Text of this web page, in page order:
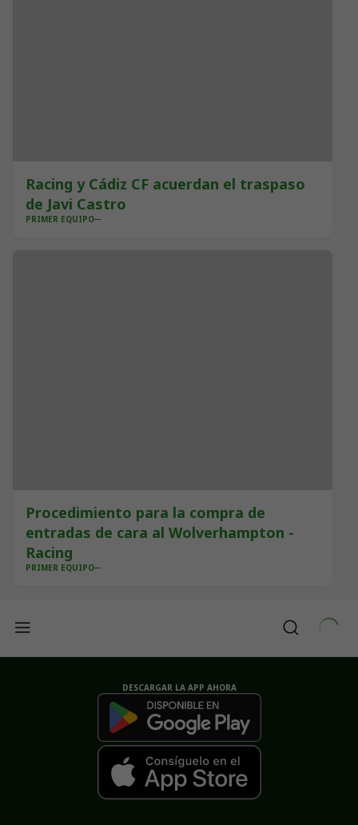
Racing y Cádiz CF acuerdan el traspaso
de Javi Castro
PRIMER EQUIPO
Procedimiento para la compra de
entradas de cara al Wolverhampton -
Racing
PRIMER EQUIPO
DESCARGAR LA APP AHORA